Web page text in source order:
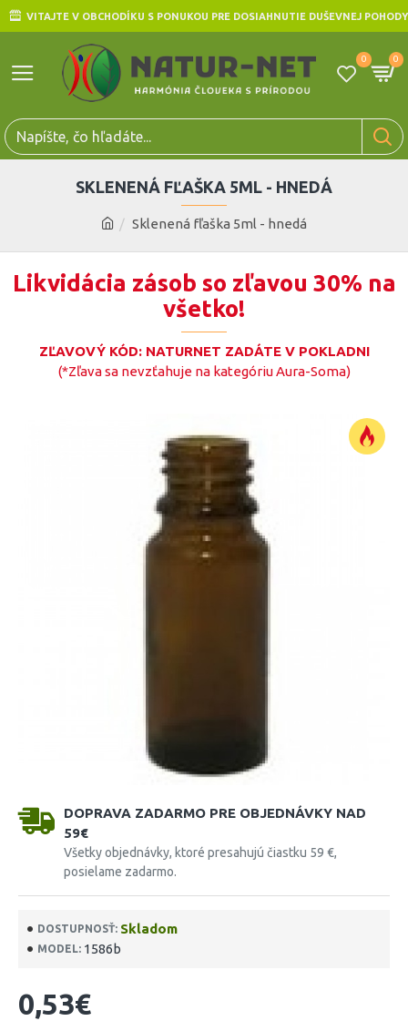
VITAJTE V OBCHODÍKU S PONUKOU PRE DOSIAHNUTIE DUŠEVNEJ POHODY
0 0
Sklenená fľaška 5ml - hnedá
SKLENENÁ FĽAŠKA 5ML - HNEDÁ
Likvidácia zásob so zľavou 30% na
všetko!
ZĽAVOVÝ KÓD: NATURNET ZADÁTE V POKLADNI
(*Zľava sa nevzťahuje na kategóriu Aura-Soma)
DOPRAVA ZADARMO PRE OBJEDNÁVKY NAD
59€
Všetky objednávky, ktoré presahujú čiastku 59 €,
posielame zadarmo.
DOSTUPNOSŤ: Skladom
MODEL: 1586b
0,53€